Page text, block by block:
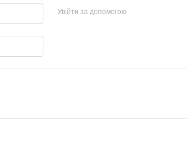
Увійти за допомогою